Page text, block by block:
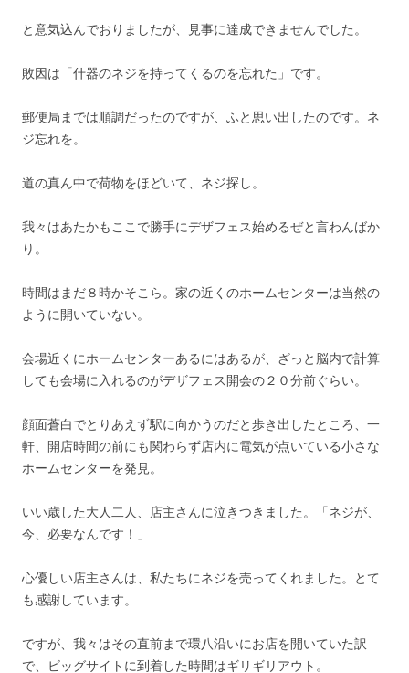
と意気込んでおりましたが、見事に達成できませんでした。
敗因は「什器のネジを持ってくるのを忘れた」です。
郵便局までは順調だったのですが、ふと思い出したのです。ネ
ジ忘れを。
道の真ん中で荷物をほどいて、ネジ探し。
我々はあたかもここで勝手にデザフェス始めるぜと言わんばか
り。
時間はまだ８時かそこら。家の近くのホームセンターは当然の
ように開いていない。
会場近くにホームセンターあるにはあるが、ざっと脳内で計算
しても会場に入れるのがデザフェス開会の２０分前ぐらい。
顔面蒼白でとりあえず駅に向かうのだと歩き出したところ、一
軒、開店時間の前にも関わらず店内に電気が点いている小さな
ホームセンターを発見。
いい歳した大人二人、店主さんに泣きつきました。「ネジが、
今、必要なんです！」
心優しい店主さんは、私たちにネジを売ってくれました。とて
も感謝しています。
ですが、我々はその直前まで環八沿いにお店を開いていた訳
で、ビッグサイトに到着した時間はギリギリアウト。